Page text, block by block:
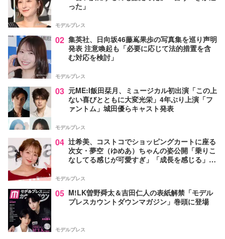
った」
モデルプレス
02 集英社、日向坂46藤嶌果歩の写真集を巡り声明
発表 注意喚起も「必要に応じて法的措置を含
む対応を検討」
モデルプレス
03 元ME:I飯田栞月、ミュージカル初出演「この上
ない喜びとともに大変光栄」4年ぶり上演「フ
ァントム」城田優らキャスト発表
モデルプレス
04 辻希美、コストコでショッピングカートに座る
次女・夢空（ゆめあ）ちゃんの姿公開「乗りこ
なしてる感じが可愛すぎ」「成長を感じる」の
モデルプレス
05 M!LK曽野舜太＆吉田仁人の表紙解禁「モデル
プレスカウントダウンマガジン」巻頭に登場
モデルプレス